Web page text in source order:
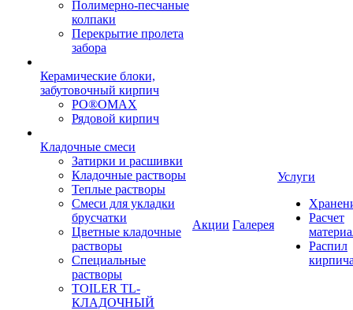
Полимерно-песчаные
колпаки
Перекрытие пролета
забора
Керамические блоки,
забутовочный кирпич
PO®OMAX
Рядовой кирпич
Кладочные смеси
Затирки и расшивки
Кладочные растворы
Теплые растворы
Смеси для укладки
брусчатки
Цветные кладочные
растворы
Специальные
растворы
TOILER TL-
КЛАДОЧНЫЙ
Акции Галерея
Услуги
Расчет
Распил